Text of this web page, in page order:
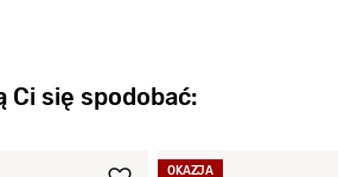
Ci się spodobać:
OKAZJA